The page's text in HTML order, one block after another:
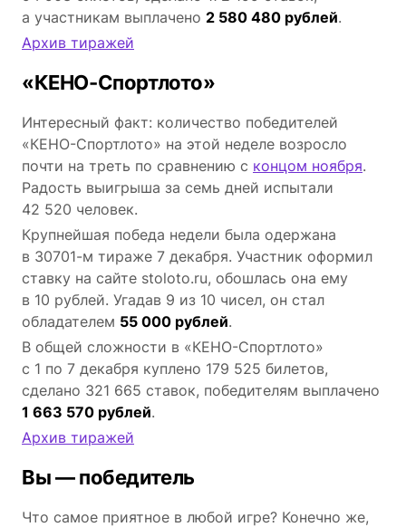
а участникам выплачено 2 580 480 рублей.
Архив тиражей
«КЕНО-Спортлото»
Интересный факт: количество победителей
«КЕНО-Спортлото» на этой неделе возросло
почти на треть по сравнению с концом ноября.
Радость выигрыша за семь дней испытали
42 520 человек.
Крупнейшая победа недели была одержана
в 30701-м тираже 7 декабря. Участник оформил
ставку на сайте stoloto.ru, обошлась она ему
в 10 рублей. Угадав 9 из 10 чисел, он стал
обладателем 55 000 рублей.
В общей сложности в «КЕНО-Спортлото»
с 1 по 7 декабря куплено 179 525 билетов,
сделано 321 665 ставок, победителям выплачено
1 663 570 рублей.
Архив тиражей
Вы — победитель
Что самое приятное в любой игре? Конечно же,